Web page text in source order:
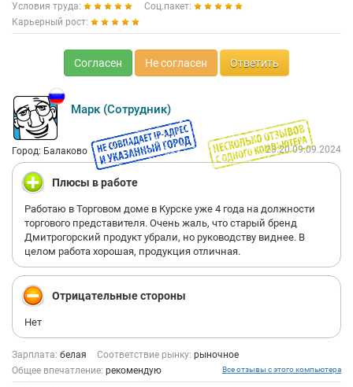
Условия труда:
Соц.пакет:
Карьерный рост:
Согласен Не согласен Ответить
Марк (Сотрудник)
Город: Балаково 23:20 09.09.2024
Плюсы в работе
Работаю в Торговом доме в Курске уже 4 года на должности
торгового представителя. Очень жаль, что старый бренд
Дмитрогорский продукт убрали, но руководству виднее. В
целом работа хорошая, продукция отличная.
Отрицательные стороны
Нет
Зарплата: белая Соответствие рынку: рыночное
Общее впечатление: рекомендую Все отзывы с этого компьютера